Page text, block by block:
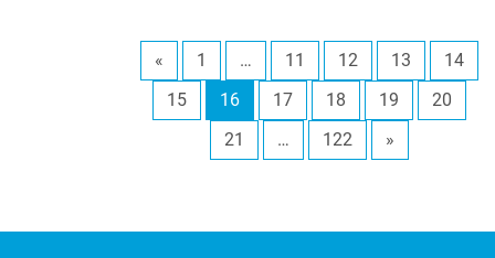
« 1 … 11 12 13
14
15
16 17 18 19
20
21
… 122 »